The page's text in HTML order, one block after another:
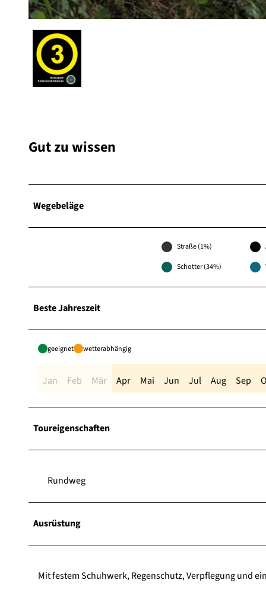
Gut zu wissen
Wegebeläge
Straße (1%)
Schotter (34%)
Beste Jahreszeit
geeignet wetterabhängig
Jan Feb Mär Apr Mai Jun Jul Aug Sep
Toureigenschaften
Rundweg
Ausrüstung
Mit festem Schuhwerk, Regenschutz, Verpflegung und